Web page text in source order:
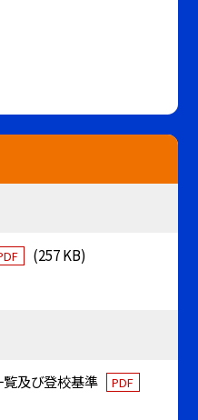
(257 KB)
及び登校基準 PDF